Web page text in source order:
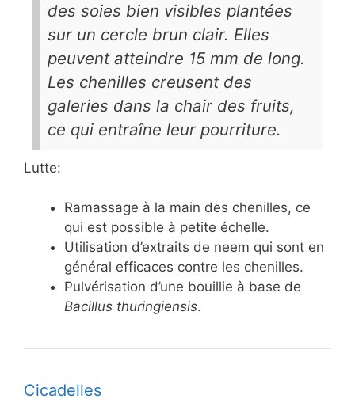
des soies bien visibles plantées
sur un cercle brun clair. Elles
peuvent atteindre 15 mm de long.
Les chenilles creusent des
galeries dans la chair des fruits,
ce qui entraîne leur pourriture.
Lutte:
Ramassage à la main des chenilles, ce
qui est possible à petite échelle.
Utilisation d’extraits de neem qui sont en
général efficaces contre les chenilles.
Pulvérisation d’une bouillie à base de
Bacillus thuringiensis.
Cicadelles